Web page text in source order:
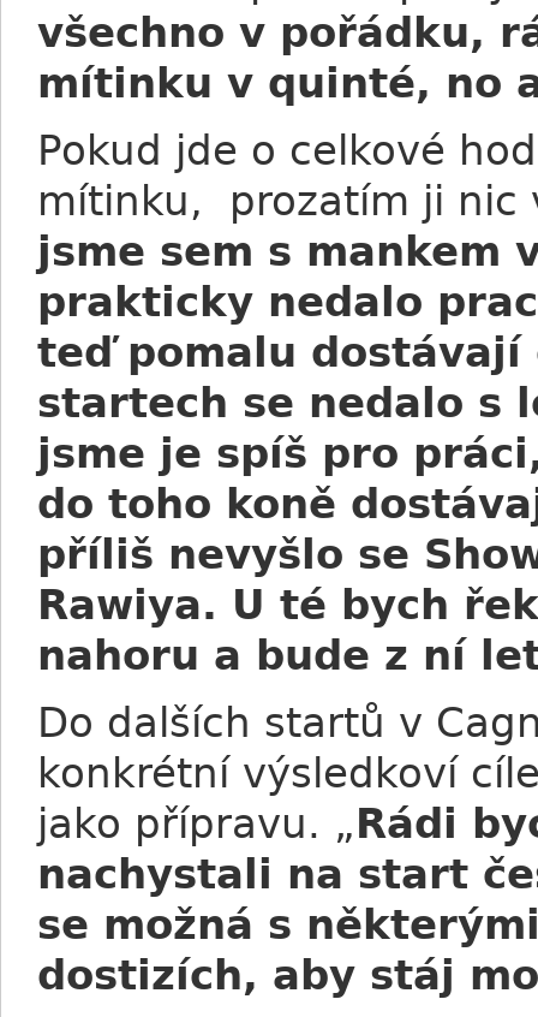
všechno v pořádku,
mítinku v quinté, no
Pokud jde o celkové
mítinku, prozatím ji nic
jsme sem s mankem
prakticky nedalo
teď pomalu dostávají
startech se nedalo s
jsme je spíš pro
do toho koně
příliš nevyšlo se
Rawiya. U té bych
nahoru a bude z ní
Do dalších startů v
konkrétní výsledkoví
jako přípravu. „Rádi
nachystali na start
se možná s
dostizích, aby stáj